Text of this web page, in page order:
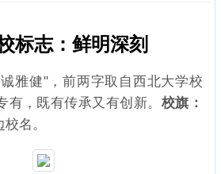
标志：鲜明深刻
雅健"，前两字取自西北大学校
有，既有传承又有创新。 校旗：
名。